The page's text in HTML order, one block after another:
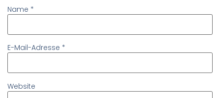
Name *
E-Mail-Adresse *
Website